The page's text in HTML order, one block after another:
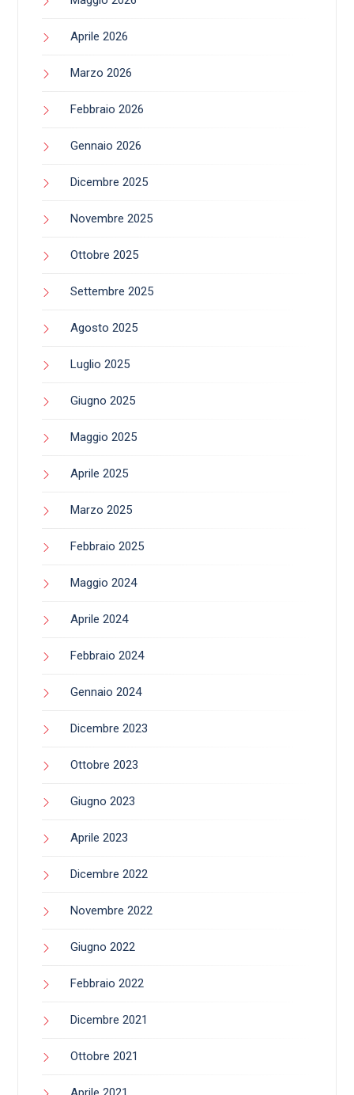
Aprile 2026
Marzo 2026
Febbraio 2026
Gennaio 2026
Dicembre 2025
Novembre 2025
Ottobre 2025
Settembre 2025
Agosto 2025
Luglio 2025
Giugno 2025
Maggio 2025
Aprile 2025
Marzo 2025
Febbraio 2025
Maggio 2024
Aprile 2024
Febbraio 2024
Gennaio 2024
Dicembre 2023
Ottobre 2023
Giugno 2023
Aprile 2023
Dicembre 2022
Novembre 2022
Giugno 2022
Febbraio 2022
Dicembre 2021
Ottobre 2021